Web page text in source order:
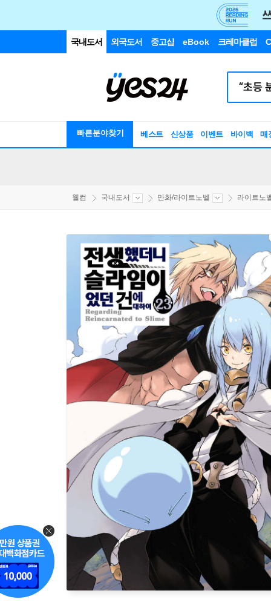
국내도서 외국도서 중고샵 eBook 크레마클럽
빠른분야찾기 베스트 신상품 이벤트 바이백 매
웰컴 국내도서 만화/라이트노벨 라이트노